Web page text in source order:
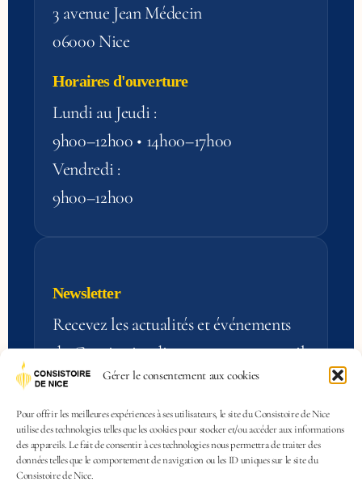
Gérer le consentement aux cookies
Pour offrir les meilleures expériences à ses utilisateurs, le site du Consistoire de Nice
utilise des technologies telles que les cookies pour stocker et/ou accéder aux informations
des appareils. Le fait de consentir à ces technologies nous permettra de traiter des
données telles que le comportement de navigation ou les ID uniques sur le site du
Consistoire de Nice.
3 avenue Jean Médecin
06000 Nice
Horaires d'ouverture
Lundi au Jeudi :
9h00–12h00 • 14h00–17h00
Vendredi :
9h00–12h00
Newsletter
Recevez les actualités et événements
du Consistoire directement par e‑mail.
S'inscrire